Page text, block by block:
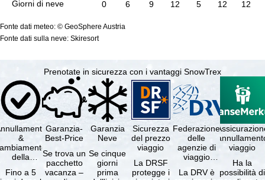
Giorni di neve 0 6 9 12 5 12 12
Fonte dati meteo: © GeoSphere Austria
Fonte dati sulla neve: Skiresort
Prenotate in sicurezza con i vantaggi SnowTrex
&
della
gratuiti
Fino a 5
Garanzia-
Best-Price
Se trova un
pacchetto
vacanza –
Garanzia
Neve
Se cinque
giorni
prima
Sicurezza
del prezzo
viaggio
La DRSF
protegge i
Federazione
delle
agenzie di
viaggio
La DRV è
viaggio
Ha la
possibilità di